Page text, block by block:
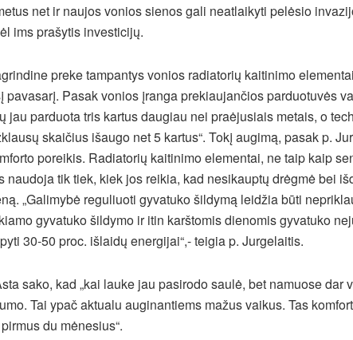
net ir naujos vonios sienos gali neatlaikyti pelėsio
ims prašytis investicijų.
preke tampantys vonios radiatorių kaitinimo
Pasak vonios įranga prekiaujančios parduotuvės
jau parduota tris kartus daugiau nei praėjusiais metais, o
skaičius išaugo net 5 kartus“. Tokį augimą, pasak p.
poreikis. Radiatorių kaitinimo elementai, ne taip kaip
naudoja tik tiek, kiek jos reikia, kad nesikauptų drėgmė bei
„Galimybė reguliuoti gyvatuko šildymą leidžia būti
gyvatuko šildymo ir itin karštomis dienomis gyvatuko
30-50 proc. išlaidų energijai“,- teigia p. Jurgelaitis.
sako, kad „kai lauke jau pasirodo saulė, bet namuose dar
Tai ypač aktualu auginantiems mažus vaikus. Tas
du mėnesius“.